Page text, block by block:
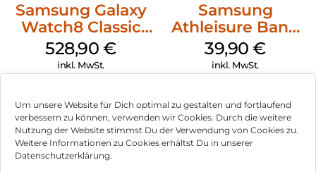
Um unsere Website für Dich optimal zu gestalten und fortlaufend
verbessern zu können, verwenden wir Cookies. Durch die weitere
Nutzung der Website stimmst Du der Verwendung von Cookies zu.
Weitere Informationen zu Cookies erhältst Du in unserer
Datenschutzerklärung.
Samsung Galaxy
Watch8 Classic
Black
528,90€
inkl. MwSt.
Samsung
Athleisure Band
M/L Galaxy
Watch7 Silver
39,90€
inkl. MwSt.
Impressum